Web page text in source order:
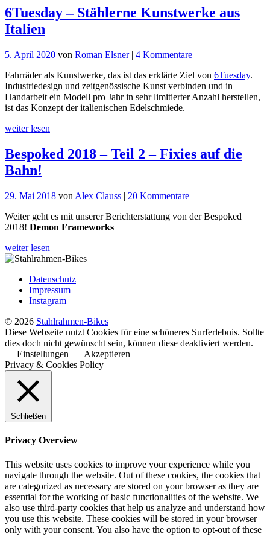
6Tuesday – Stählerne Kunstwerke aus
Italien
5. April 2020 von Roman Elsner| 4 Kommentarezu
–
Stählerne
Kunstwerke
Fahrräder als Kunstwerke, das ist das erklärte Ziel von 6Tuesday.
Industriedesign und zeitgenössische Kunst verbinden und in
Handarbeit ein Modell pro Jahr in sehr limitierter Anzahl herstellen,
ist das Konzept der italienischen Edelschmiede.
weiter lesen
Bespoked 2018 – Teil 2 – Fixies auf die
Bahn!
29. Mai 2018 von Alex Clauss | 20 Kommentarezu
2018
Weiter geht es mit unserer Berichterstattung von der Bespoked
2018! Demon Frameworks
weiter lesen
Datenschutz
Impressum
Instagram
© 2026 Stahlrahmen-Bikes
Diese Webseite nutzt Cookies für eine schöneres Surferlebnis. Sollte
dies doch nicht gewünscht sein, können diese deaktiviert werden.
Einstellungen
Akzeptieren
Privacy & Cookies Policy
Schließen
Privacy Overview
This website uses cookies to improve your experience while you
navigate through the website. Out of these cookies, the cookies that
are categorized as necessary are stored on your browser as they are
essential for the working of basic functionalities of the website. We
also use third-party cookies that help us analyze and understand how
you use this website. These cookies will be stored in your browser
only with your consent. You also have the option to opt-out of these